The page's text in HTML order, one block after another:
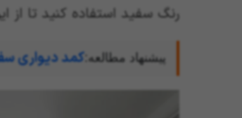
رنگ سفید استفاده کنید تا
پیشنهاد مطالعه: کمد دیواری